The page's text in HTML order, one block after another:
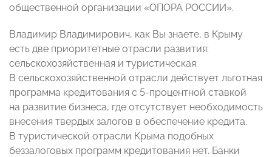
общественной организации «ОПОРА РОССИИ».
Владимир Владимирович, как Вы знаете, в Крыму
есть две приоритетные отрасли развития:
сельскохозяйственная и туристическая.
В сельскохозяйственной отрасли действует льготная
программа кредитования с 5-процентной ставкой
на развитие бизнеса, где отсутствует необходимость
внесения твердых залогов в обеспечение кредита.
В туристической отрасли Крыма подобных
беззалоговых программ кредитования нет. Банки